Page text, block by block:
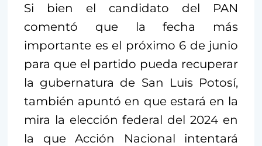
Si bien el candidato del PAN
comentó que la fecha más
importante es el próximo 6 de junio
para que el partido pueda recuperar
la gubernatura de San Luis Potosí,
también apuntó en que estará en la
mira la elección federal del 2024 en
la que Acción Nacional intentará